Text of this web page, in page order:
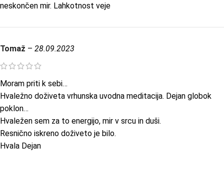
neskončen mir. Lahkotnost veje
Tomaž – 28.09.2023
Moram priti k sebi…
Hvaležno doživeta vrhunska uvodna meditacija. Dejan globok
poklon…
Hvaležen sem za to energijo, mir v srcu in duši.
Resnično iskreno doživeto je bilo.
Hvala Dejan